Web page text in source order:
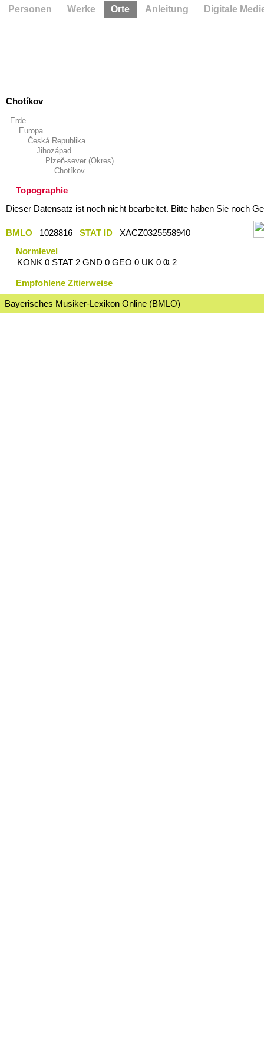
Chotíkov
Erde
Europa
Česká Republika
Jihozápad
Plzeň-sever (Okres)
Chotíkov
Topographie
Dieser Datensatz ist noch nicht bearbeitet. Bitte haben Sie noch
BMLO 1028816 STAT ID
XACZ0325558940
Normlevel
KONK 0 STAT 2 GND 0 GEO 0 UK 0 Ҩ 2
Empfohlene Zitierweise
Bayerisches Musiker-Lexikon Online (BMLO)
Personen Werke Orte Anleitung Digitale